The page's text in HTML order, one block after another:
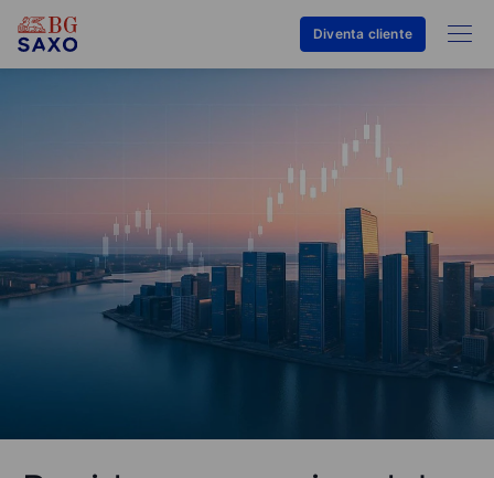
Diventa cliente